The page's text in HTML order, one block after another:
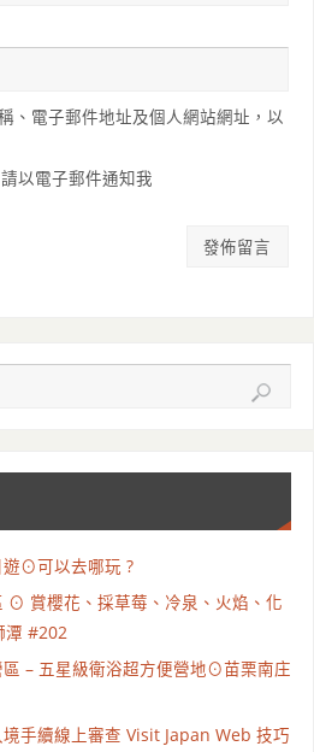
、電子郵件地址及個人網站網址，以
以電子郵件通知我
遊⊙可以去哪玩 ?
⊙ 賞櫻花、採草莓、冷泉、火焰、化
潭 #202
區 – 五星級衛浴超方便營地⊙苗栗南庄
手續線上審查 Visit Japan Web 技巧